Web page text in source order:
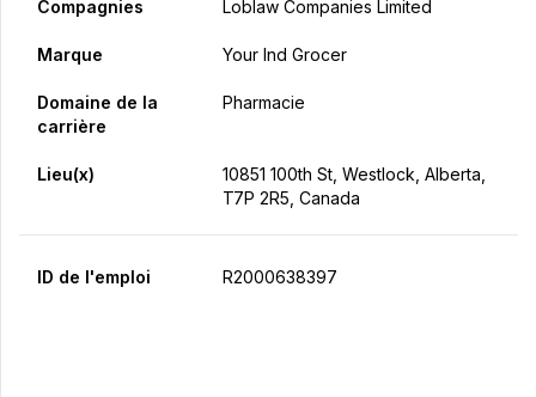
Compagnies Loblaw Companies Limited
Marque Your Ind Grocer
Domaine de la
carrière
Pharmacie
Lieu(x)
10851 100th St, Westlock, Alberta,
T7P 2R5, Canada
ID de l'emploi R2000638397